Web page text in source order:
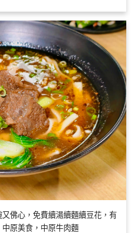
佛心，免費續湯續麵續豆花，有
原美食，中原牛肉麵